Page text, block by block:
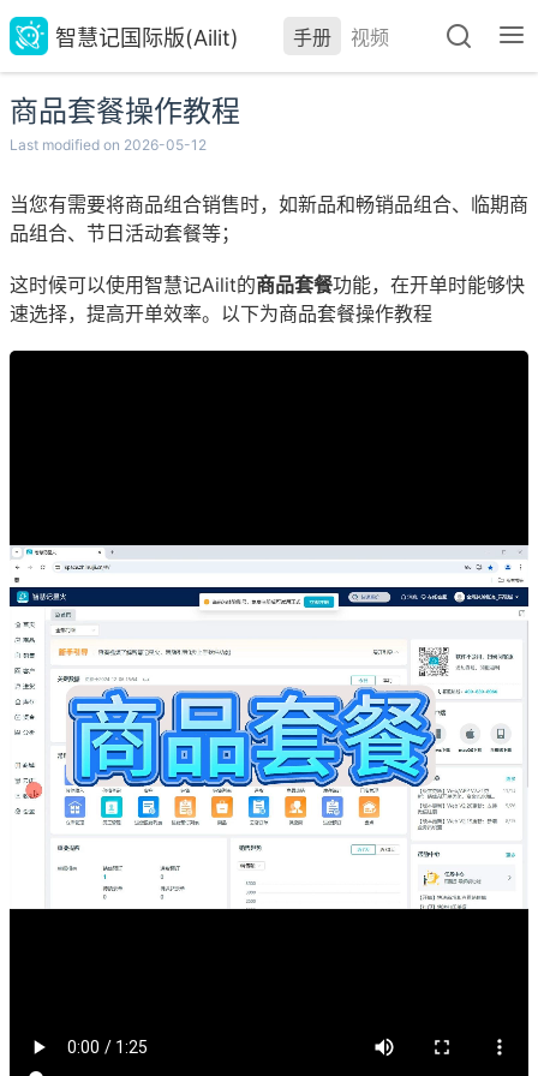
智慧记国际版(Ailit) 手册 视频
商品套餐操作教程
Last modified on 2026-05-12
当您有需要将商品组合销售时，如新品和畅销品组合、临期商
品组合、节日活动套餐等；
这时候可以使用智慧记Ailit的商品套餐功能，在开单时能够快
速选择，提高开单效率。以下为商品套餐操作教程